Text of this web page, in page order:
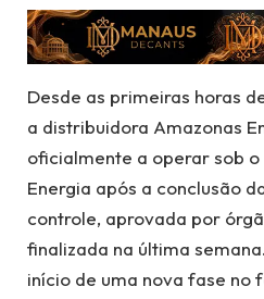
Desde as primeiras horas
a distribuidora Amazonas
oficialmente a operar sob
Energia após a conclusão
controle, aprovada por
finalizada na última
início de uma nova fase no